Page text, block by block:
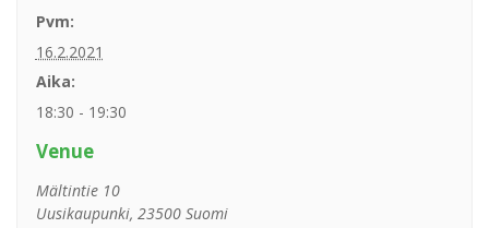
Pvm:
16.2.2021
Aika:
18:30 - 19:30
Venue
Mältintie 10
Uusikaupunki, 23500 Suomi